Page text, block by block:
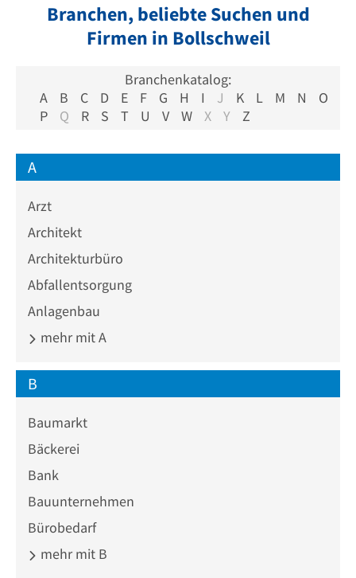
Branchen, beliebte Suchen und
Firmen in Bollschweil
Branchenkatalog:
A
B C D E F G H I J K L M N
O
P
Q R S T U V W X Y Z
A
Arzt
Architekt
Architekturbüro
Abfallentsorgung
Anlagenbau
mehr mit A
B
Baumarkt
Bäckerei
Bank
Bauunternehmen
Bürobedarf
mehr mit B